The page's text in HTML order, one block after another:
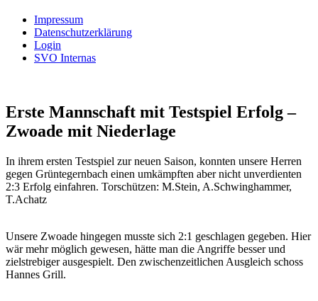
Impressum
Datenschutzerklärung
Login
SVO Internas
Erste Mannschaft mit Testspiel Erfolg –
Zwoade mit Niederlage
In ihrem ersten Testspiel zur neuen Saison, konnten unsere Herren
gegen Grüntegernbach einen umkämpften aber nicht unverdienten
2:3 Erfolg einfahren. Torschützen: M.Stein, A.Schwinghammer,
T.Achatz
Unsere Zwoade hingegen musste sich 2:1 geschlagen gegeben. Hier
wär mehr möglich gewesen, hätte man die Angriffe besser und
zielstrebiger ausgespielt. Den zwischenzeitlichen Ausgleich schoss
Hannes Grill.